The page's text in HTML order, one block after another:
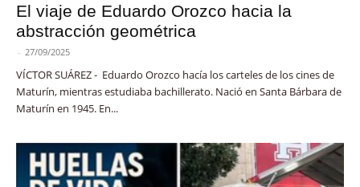
El viaje de Eduardo Orozco hacia la
abstracción geométrica
- 27/09/2025
VÍCTOR SUÁREZ - Eduardo Orozco hacía los carteles de los cines de
Maturín, mientras estudiaba bachillerato. Nació en Santa Bárbara de
Maturín en 1945. En...